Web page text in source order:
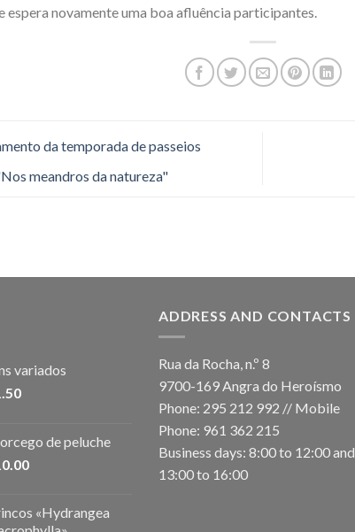
espera novamente uma boa afluência participantes.
da temporada de passeios
meandros da natureza"
variados
de peluche
«Hydrangea
ADDRESS AND CONTACTS
Rua da Rocha, n.º 8
9700-169 Angra do Heroísmo
Phone: 295 212 992 // Mobile
Phone: 961 362 215
Business days: 8:00 to 12:00 and
13:00 to 16:00